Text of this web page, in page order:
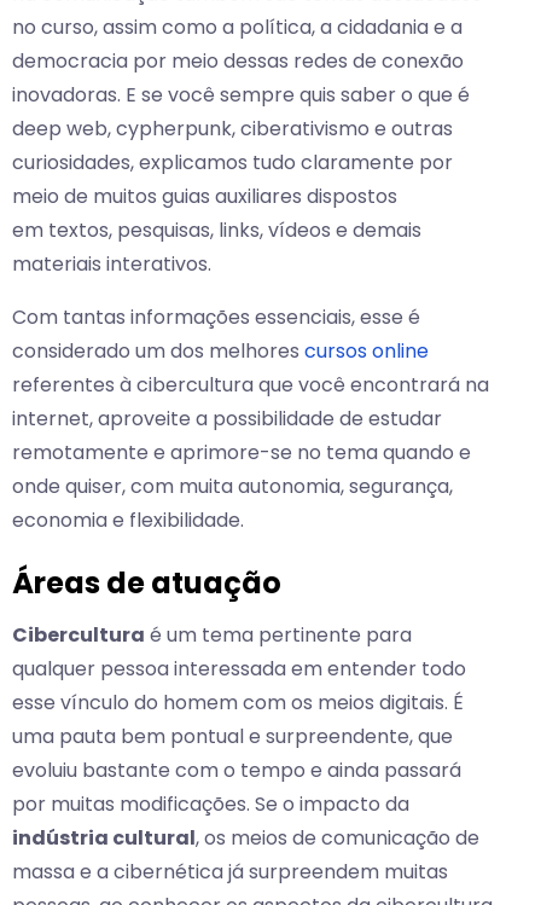
no curso, assim como a política, a cidadania e a
democracia por meio dessas redes de conexão
inovadoras. E se você sempre quis saber o que é
deep web, cypherpunk, ciberativismo e outras
curiosidades, explicamos tudo claramente por
meio de muitos guias auxiliares dispostos
em textos, pesquisas, links, vídeos e demais
materiais interativos.
Com tantas informações essenciais, esse é
considerado um dos melhores cursos online
referentes à cibercultura que você encontrará na
internet, aproveite a possibilidade de estudar
remotamente e aprimore-se no tema quando e
onde quiser, com muita autonomia, segurança,
economia e flexibilidade.
Áreas de atuação
Cibercultura é um tema pertinente para
qualquer pessoa interessada em entender todo
esse vínculo do homem com os meios digitais. É
uma pauta bem pontual e surpreendente, que
evoluiu bastante com o tempo e ainda passará
por muitas modificações. Se o impacto da
indústria cultural, os meios de comunicação de
massa e a cibernética já surpreendem muitas